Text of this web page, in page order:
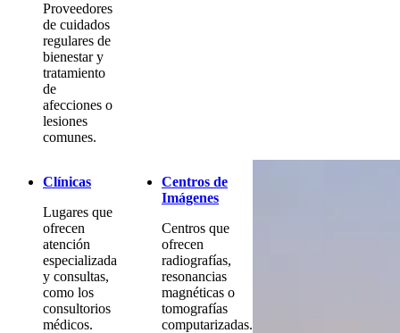
Proveedores
de cuidados
regulares de
bienestar y
tratamiento
de
afecciones o
lesiones
comunes.
Clínicas
Lugares que
ofrecen
atención
especializada
y consultas,
como los
consultorios
médicos.
Centros de
Imágenes
Centros que
ofrecen
radiografías,
resonancias
magnéticas o
tomografías
computarizadas.